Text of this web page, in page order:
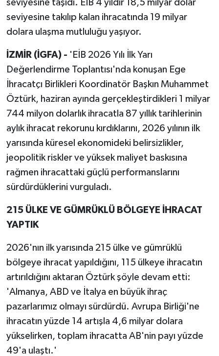
seviyesine taşıdı. EİB 4 yıldır 18,5 milyar dolar
seviyesine takılıp kalan ihracatında 19 milyar
dolara ulaşma mutluluğu yaşıyor.
İZMİR (İGFA) - 'EİB 2026 Yılı İlk Yarı
Değerlendirme Toplantısı'nda konuşan Ege
İhracatçı Birlikleri Koordinatör Başkın Muhammet
Öztürk, haziran ayında gerçekleştirdikleri 1 milyar
744 milyon dolarlık ihracatla 87 yıllık tarihlerinin
aylık ihracat rekorunu kırdıklarını, 2026 yılının ilk
yarısında küresel ekonomideki belirsizlikler,
jeopolitik riskler ve yüksek maliyet baskısına
rağmen ihracattaki güçlü performanslarını
sürdürdüklerini vurguladı.
215 ÜLKE VE GÜMRÜKLÜ BÖLGEYE İHRACAT
YAPTIK
2026'nın ilk yarısında 215 ülke ve gümrüklü
bölgeye ihracat yapıldığını, 115 ülkeye ihracatın
artırıldığını aktaran Öztürk şöyle devam etti:
'Almanya, ABD ve İtalya en büyük ihraç
pazarlarımız olmayı sürdürdü. Avrupa Birliği'ne
ihracatın yüzde 14 artışla 4,6 milyar dolara
yükselirken, toplam ihracatta AB'nin payı yüzde
49'a ulaştı.'